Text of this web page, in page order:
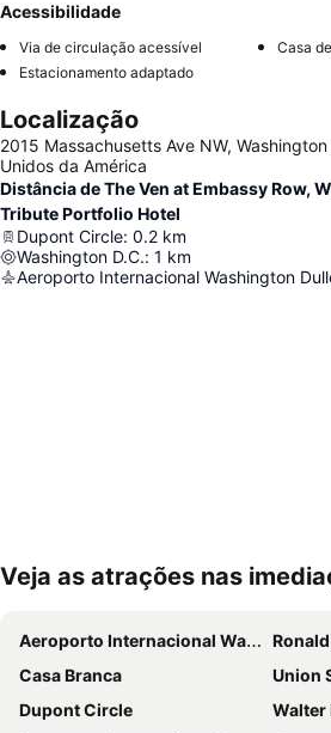
Acessibilidade
Via de circulação acessível
Casa
Estacionamento adaptado
Localização
2015 Massachusetts Ave NW,
Unidos da América
Distância de The Ven at Embassy Row,
Tribute Portfolio Hotel
Dupont Circle: 0.2 km
Washington D.C.: 1 km
Aeroporto Internacional Washington
Ampliar mapa
Veja as atrações nas
Aeroporto Internacional Washington Dulles
Ronald
Casa Branca
Union
Dupont Circle
Walter E